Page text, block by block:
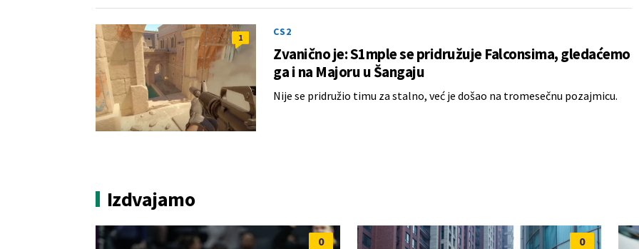
1 CS2
Zvanično je: S1mple se pridružuje Falconsima, gledaćemo
ga i na Majoru u Šangaju
Nije se pridružio timu za stalno, već je došao na tromesečnu pozajmicu.
Izdvajamo
0 0